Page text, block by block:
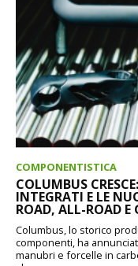
COMPONENTISTICA
COLUMBUS
INTEGRATI E LE
ROAD, ALL-ROAD E
Columbus, lo storico
componenti, ha
manubri e forcelle in